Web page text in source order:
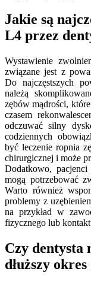
Jakie są
L4 przez
Wystawienie
związane jest z
Do najczęstszych
należą
zębów mądrości,
czasem
odczuwać silny
codziennych
być leczenie ropnia
chirurgicznej i może
Dodatkowo,
mogą potrzebować
Warto również
problemy z
na przykład w
fizycznego lub
Czy dentysta
dłuższy okres